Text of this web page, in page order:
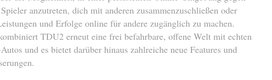
anzutreten, dich mit anderen zusammenzuschließen oder
und Erfolge online für andere zugänglich zu machen.
TDU2 erneut eine frei befahrbare, offene Welt mit echten
und es bietet darüber hinaus zahlreiche neue Features und